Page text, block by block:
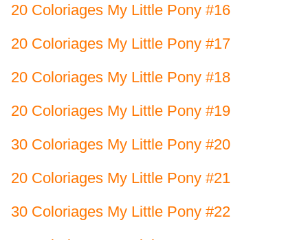
20 Coloriages My Little Pony #16
20 Coloriages My Little Pony #17
20 Coloriages My Little Pony #18
20 Coloriages My Little Pony #19
30 Coloriages My Little Pony #20
20 Coloriages My Little Pony #21
30 Coloriages My Little Pony #22